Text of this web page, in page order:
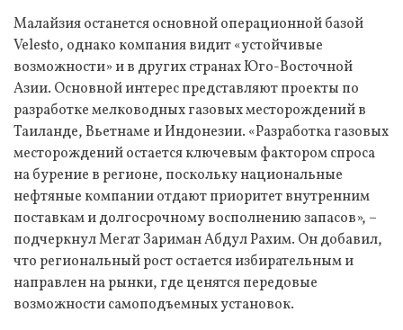
Малайзия останется основной операционной базой
Velesto, однако компания видит «устойчивые
возможности» и в других странах Юго-Восточной
Азии. Основной интерес представляют проекты по
разработке мелководных газовых месторождений в
Таиланде, Вьетнаме и Индонезии. «Разработка газовых
месторождений остается ключевым фактором спроса
на бурение в регионе, поскольку национальные
нефтяные компании отдают приоритет внутренним
поставкам и долгосрочному восполнению запасов», –
подчеркнул Мегат Зариман Абдул Рахим. Он добавил,
что региональный рост остается избирательным и
направлен на рынки, где ценятся передовые
возможности самоподъемных установок.